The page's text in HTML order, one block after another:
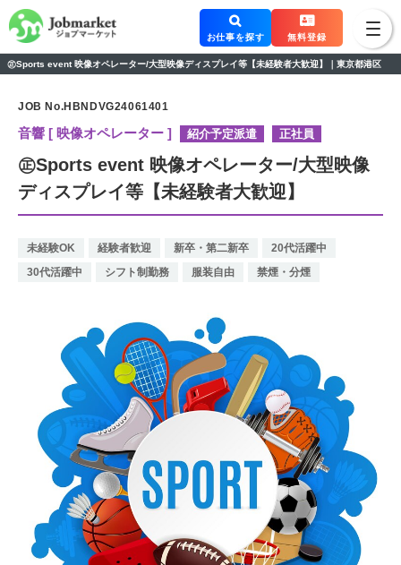
㊣Sports event 映像オペレーター/大型映像ディスプレイ等【未経験者大歓迎】｜東京都港区
お仕事を探す 無料登録
JOB No.HBNDVG24061401
音響 [ 映像オペレーター ] 紹介予定派遣 正社員
㊣Sports event 映像オペレーター/大型映像
ディスプレイ等【未経験者大歓迎】
未経験OK 経験者歓迎 新卒・第二新卒
20代活躍中
30代活躍中
シフト制勤務 服装自由 禁煙・分煙